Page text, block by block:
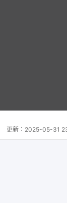
更新： 2025-05-31